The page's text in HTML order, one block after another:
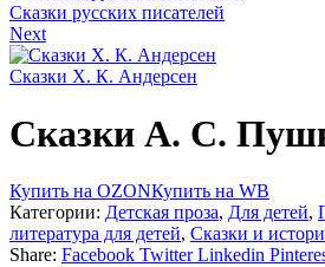
Сказки русских писателей
Next
Сказки Х. К. Андерсен
Сказки А. С.
Купить на OZONКупить на WB
Категории: Детская проза, Для детей,
литература для детей, Сказки и
Share: Facebook Twitter Linkedin